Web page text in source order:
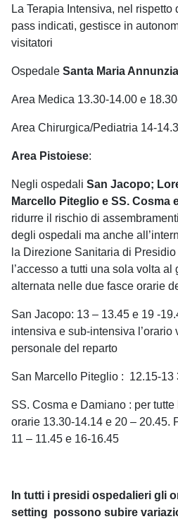
La Terapia Intensiva, nel
pass indicati, gestisce in
visitatori
Ospedale Santa Maria
Area Medica 13.30-14.00 e
Area Chirurgica/Pediatria 14-
Area Pistoiese:
Negli ospedali San Jacopo;
Marcello Piteglio e SS. Cosma
ridurre il rischio di
degli ospedali ma anche
la Direzione Sanitaria di
l’accesso a tutti una sola volta
alternata nelle due fasce orarie
San Jacopo: 13 – 13.45 e 19 -
intensiva e sub-intensiva l’orario
personale del reparto
San Marcello Piteglio : 12.15-13
SS. Cosma e Damiano : per
orarie 13.30-14.14 e 20 – 20.45.
11 – 11.45 e 16-16.45
In tutti i presidi ospedalieri gli
setting possono subire